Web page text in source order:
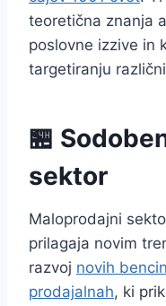
teoretična znanja
poslovne izzive in
targetiranju
🏪
sektor
Maloprodajni
prilagaja novim
razvoj novih
prodajalnah, ki